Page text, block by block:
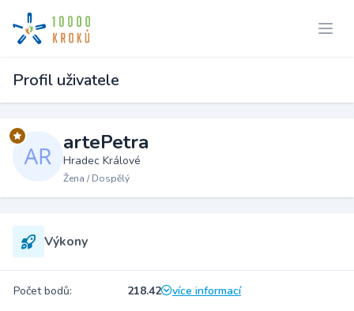
Profil uživatele
artePetra
Hradec Králové
Žena / Dospělý
Výkony
Počet bodů: 218.42
více informací